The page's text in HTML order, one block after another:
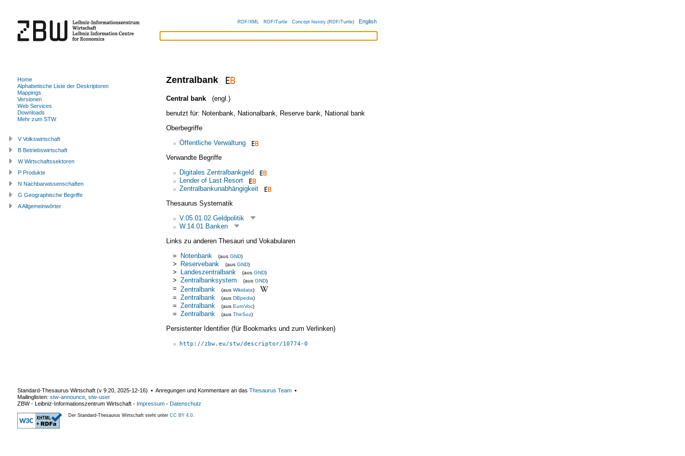
RDF/XML RDF/Turtle Concept history (RDF/Turtle) English
Zentralbank
Central bank
(engl.)
benutzt für: Notenbank Nationalbank Reserve bank
National bank
Oberbegriffe
Öffentliche Verwaltung
Verwandte Begriffe
Digitales Zentralbankgeld
Lender of Last Resort
Zentralbankunabhängigkeit
Thesaurus Systematik
V.05.01.02 Geldpolitik
W.14.01 Banken
Links zu anderen Thesauri und Vokabularen
= Notenbank (aus GND)
> Reservebank (aus GND)
> Landeszentralbank (aus GND)
> Zentralbanksystem (aus GND)
= Zentralbank (aus Wikidata)
= Zentralbank (aus DBpedia)
= Zentralbank (aus EuroVoc)
= Zentralbank (aus TheSoz)
Persistenter Identifier (für Bookmarks und zum Verlinken)
http://zbw.eu/stw/descriptor/10774-0
Home
Alphabetische Liste der Deskriptoren
Mappings
Versionen
Web Services
Downloads
Mehr zum STW
V Volkswirtschaft
B Betriebswirtschaft
W Wirtschaftssektoren
P Produkte
N Nachbarwissenschaften
G Geographische Begriffe
A Allgemeinwörter
Standard-Thesaurus Wirtschaft (v 9.20 2025-12-16) ▪ Anregungen und Kommentare an das Thesaurus Team ▪
Mailinglisten: stw-announce stw-user
ZBW - Leibniz-Informationszentrum Wirtschaft - Impressum - Datenschutz
Der Standard-Thesaurus Wirtschaft steht unter CC BY 4.0